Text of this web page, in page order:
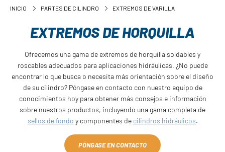
INICIO PARTES DE CILINDRO EXTREMOS DE VARILLA
EXTREMOS DE HORQUILLA
Ofrecemos una gama de extremos de horquilla soldables y
roscables adecuados para aplicaciones hidráulicas. ¿No puede
encontrar lo que busca o necesita más orientación sobre el diseño
de su cilindro? Póngase en contacto con nuestro equipo de
conocimientos hoy para obtener más consejos e información
sobre nuestros productos, incluyendo una gama completa de
sellos de fondo y componentes de cilindros hidráulicos.
PÓNGASE EN CONTACTO